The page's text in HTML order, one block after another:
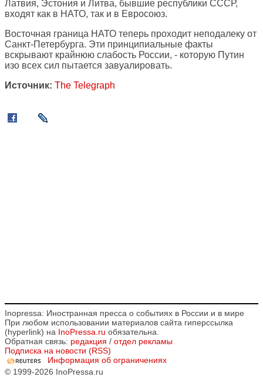
Латвия, Эстония и Литва, бывшие республики СССР,
входят как в НАТО, так и в Евросоюз.
Восточная граница НАТО теперь проходит неподалеку от
Санкт-Петербурга. Эти принципиальные факты
вскрывают крайнюю слабость России, - которую Путин
изо всех сил пытается завуалировать.
Источник: The Telegraph
Inopressa: Иностранная пресса о событиях в России и в мире
При любом использовании материалов сайта гиперссылка
(hyperlink) на InoPressa.ru обязательна.
Обратная связь: редакция / отдел рекламы
Подписка на новости (RSS)
Информация об ограничениях
© 1999-2026 InoPressa.ru